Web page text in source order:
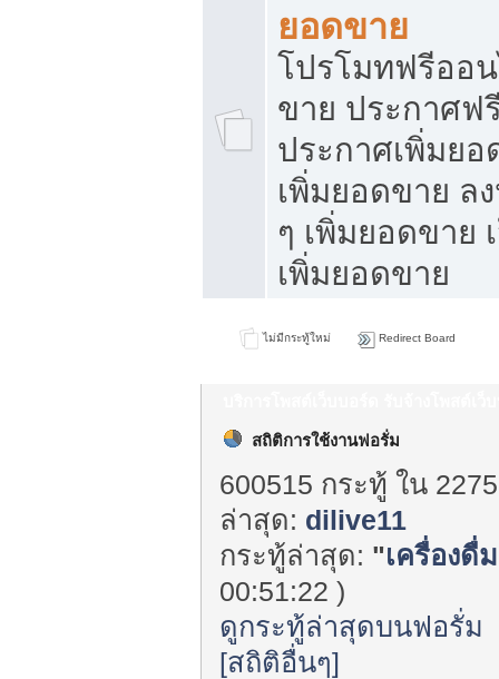
ยอดขาย
โปรโมทฟรีออ
ขาย ประกาศฟ
ประกาศเพิ่มย
เพิ่มยอดขาย ล
ๆ เพิ่มยอดขาย
เพิ่มยอดขาย
ไม่มีกระทู้ใหม่ Redirect Board
สถิติการใช้งานฟอรั่ม
600515 กระทู้ ใน
ล่าสุด: dilive11
กระทู้ล่าสุด: "เครื่องดื่
00:51:22 )
ดูกระทู้ล่าสุดบนฟอรั่ม
[สถิติอื่นๆ]